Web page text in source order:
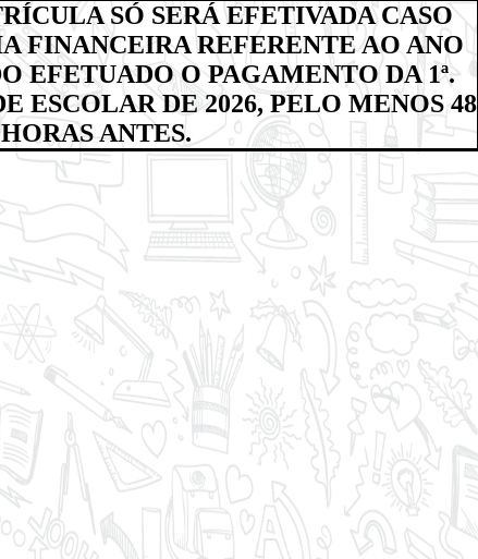
SÓ SERÁ EFETIVADA CASO
FINANCEIRA REFERENTE AO ANO
EFETUADO O PAGAMENTO DA 1ª.
ESCOLAR DE 2026, PELO MENOS 48
HORAS ANTES.